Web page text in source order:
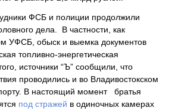
ФСБ и полиции продолжили
дела. В частности, как
УФСБ, обыск и выемка документов
топливно-энергетическая
источники “Ъ” сообщили, что
проводились и во Владивостокском
В настоящий момент братья
под стражей в одиночных камерах